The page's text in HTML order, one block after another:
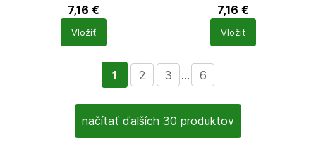
7,16 €
Počet
produktů
Vložiť
segodnya
7,16 €
Počet
produktů
Vložiť
1 2 3 ... 6
načítať ďalších 30 produktov